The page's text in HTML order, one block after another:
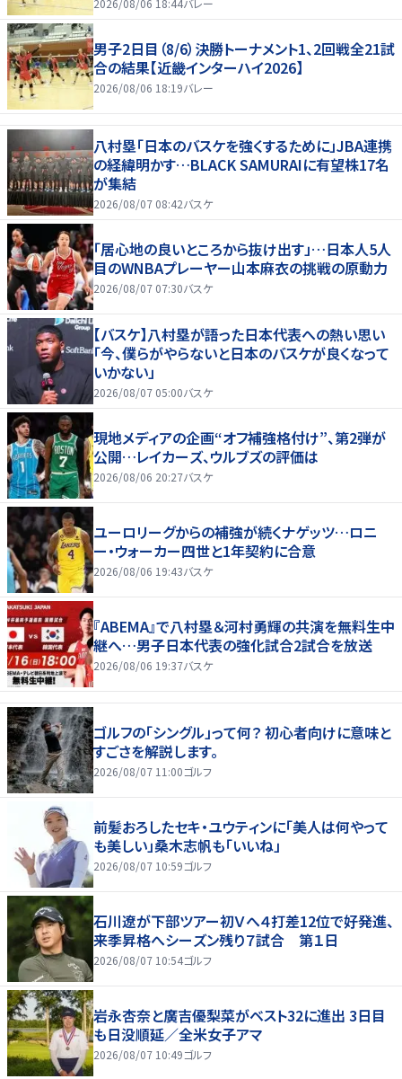
男子2日目（8/6）決勝トーナメント1、2回戦全21試
合の結果【近畿インターハイ2026】
2026/08/06 18:19バレー
八村塁「日本のバスケを強くするために」JBA連携
の経緯明かす…BLACK SAMURAIに有望株17名
が集結
2026/08/07 08:42バスケ
「居心地の良いところから抜け出す」…日本人5人
目のWNBAプレーヤー山本麻衣の挑戦の原動力
2026/08/07 07:30バスケ
【バスケ】八村塁が語った日本代表への熱い思い
「今、僕らがやらないと日本のバスケが良くなって
いかない」
2026/08/07 05:00バスケ
現地メディアの企画“オフ補強格付け”、第2弾が
公開…レイカーズ、ウルブズの評価は
2026/08/06 20:27バスケ
ユーロリーグからの補強が続くナゲッツ…ロニ
ー・ウォーカー四世と1年契約に合意
2026/08/06 19:43バスケ
『ABEMA』で八村塁＆河村勇輝の共演を無料生中
継へ…男子日本代表の強化試合2試合を放送
2026/08/06 19:37バスケ
ゴルフの「シングル」って何？ 初心者向けに意味と
すごさを解説します。
2026/08/07 11:00ゴルフ
前髪おろしたセキ・ユウティンに「美人は何やって
も美しい」桑木志帆も「いいね」
2026/08/07 10:59ゴルフ
石川遼が下部ツアー初Ｖへ４打差12位で好発進、
来季昇格へシーズン残り７試合 第１日
2026/08/07 10:54ゴルフ
岩永杏奈と廣吉優梨菜がベスト32に進出 3日目
も日没順延／全米女子アマ
2026/08/07 10:49ゴルフ